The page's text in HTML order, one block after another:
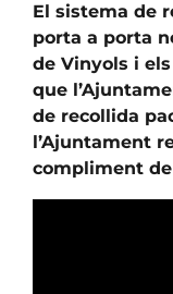
El sistema de
porta a porta
de Vinyols i
que
de recollida
l’Ajuntament
compliment